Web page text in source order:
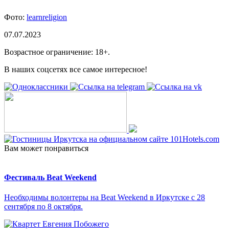
Фото: learnreligion
07.07.2023
Возрастное ограничение: 18+.
В наших соцсетях все самое интересное!
Вам может понравиться
Фестиваль Beat Weekend
Необходимы волонтеры на Beat Weekend в Иркутске с 28
сентября по 8 октября.